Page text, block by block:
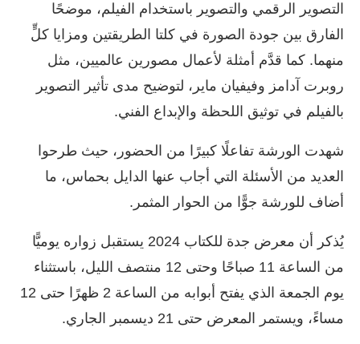
التصوير الرقمي والتصوير باستخدام الفيلم، موضحًا
الفارق بين جودة الصورة في كلتا الطريقتين ومزايا كلٍّ
منهما. كما قدَّم أمثلة لأعمال مصورين عالميين، مثل
روبرت آدامز وفيفيان ماير، لتوضيح مدى تأثير التصوير
بالفيلم في توثيق اللحظة والإبداع الفني.
شهدت الورشة تفاعلًا كبيرًا من الحضور، حيث طرحوا
العديد من الأسئلة التي أجاب عنها الدايل بحماس، ما
أضاف للورشة جوًّا من الحوار المثمر.
يُذكر أن معرض جدة للكتاب 2024 يستقبل زواره يوميًّا
من الساعة 11 صباحًا وحتى 12 منتصف الليل، باستثناء
يوم الجمعة الذي يفتح أبوابه من الساعة 2 ظهرًا حتى 12
مساءً، ويستمر المعرض حتى 21 ديسمبر الجاري.